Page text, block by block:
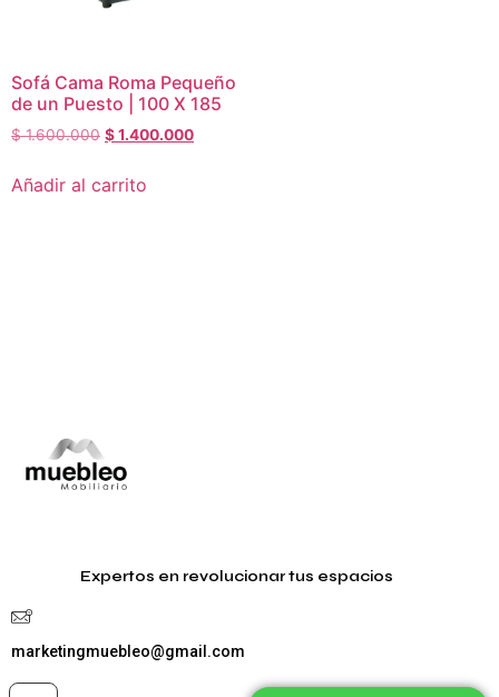
Sofá Cama Roma Pequeño
de un Puesto | 100 X 185
$1.600.000 $1.400.000
Añadir al carrito
Expertos en revolucionar tus espacios
marketingmuebleo@gmail.com